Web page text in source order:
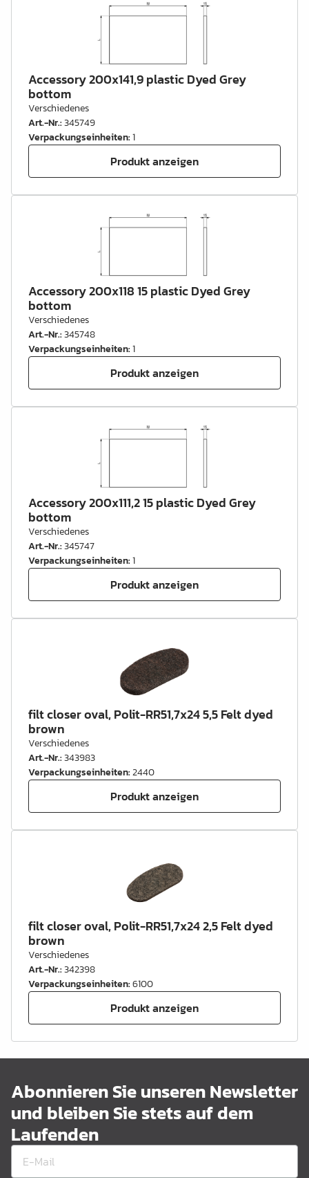
Accessory 200x141,9 plastic Dyed Grey
bottom
Verschiedenes
Art.-Nr.:345749
Verpackungseinheiten:1
Produkt anzeigen
Accessory 200x118 15 plastic Dyed Grey
bottom
Verschiedenes
Art.-Nr.:345748
Verpackungseinheiten:1
Produkt anzeigen
Accessory 200x111,2 15 plastic Dyed Grey
bottom
Verschiedenes
Art.-Nr.:345747
Verpackungseinheiten:1
Produkt anzeigen
filt closer oval, Polit-RR51,7x24 5,5 Felt dyed
brown
Verschiedenes
Art.-Nr.:343983
Verpackungseinheiten:2440
Produkt anzeigen
filt closer oval, Polit-RR51,7x24 2,5 Felt dyed
brown
Verschiedenes
Art.-Nr.:342398
Verpackungseinheiten:6100
Produkt anzeigen
Abonnieren Sie unseren Newsletter
und bleiben Sie stets auf dem
Laufenden